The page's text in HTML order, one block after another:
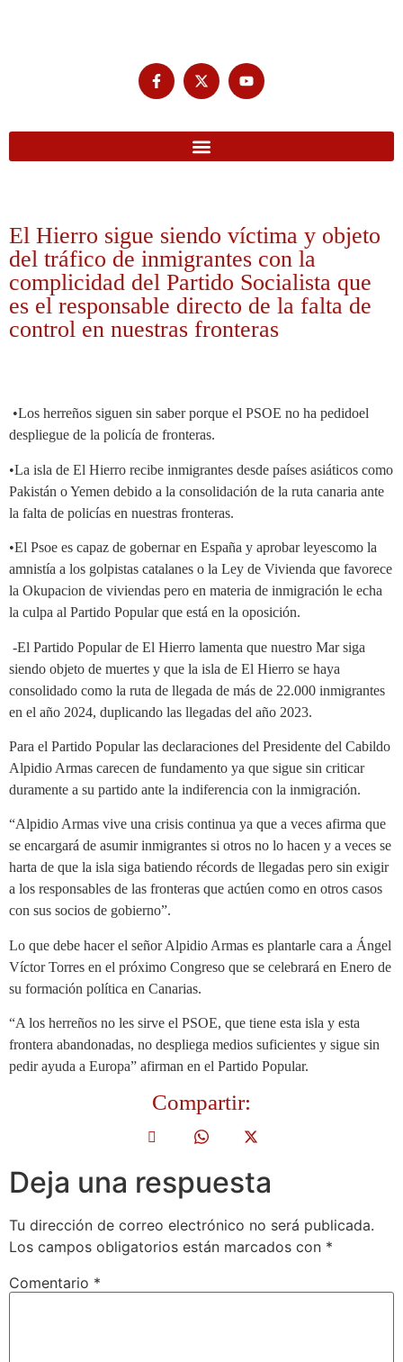
El Hierro sigue siendo víctima y objeto
del tráfico de inmigrantes con la
complicidad del Partido Socialista que
es el responsable directo de la falta de
control en nuestras fronteras
•Los herreños siguen sin saber porque el PSOE no ha pedidoel
despliegue de la policía de fronteras.
•La isla de El Hierro recibe inmigrantes desde países asiáticos como
Pakistán o Yemen debido a la consolidación de la ruta canaria ante
la falta de policías en nuestras fronteras.
•El Psoe es capaz de gobernar en España y aprobar leyescomo la
amnistía a los golpistas catalanes o la Ley de Vivienda que favorece
la Okupacion de viviendas pero en materia de inmigración le echa
la culpa al Partido Popular que está en la oposición.
-El Partido Popular de El Hierro lamenta que nuestro Mar siga
siendo objeto de muertes y que la isla de El Hierro se haya
consolidado como la ruta de llegada de más de 22.000 inmigrantes
en el año 2024, duplicando las llegadas del año 2023.
Para el Partido Popular las declaraciones del Presidente del Cabildo
Alpidio Armas carecen de fundamento ya que sigue sin criticar
duramente a su partido ante la indiferencia con la inmigración.
“Alpidio Armas vive una crisis continua ya que a veces afirma que
se encargará de asumir inmigrantes si otros no lo hacen y a veces se
harta de que la isla siga batiendo récords de llegadas pero sin exigir
a los responsables de las fronteras que actúen como en otros casos
con sus socios de gobierno”.
Lo que debe hacer el señor Alpidio Armas es plantarle cara a Ángel
Víctor Torres en el próximo Congreso que se celebrará en Enero de
su formación política en Canarias.
“A los herreños no les sirve el PSOE, que tiene esta isla y esta
frontera abandonadas, no despliega medios suficientes y sigue sin
pedir ayuda a Europa” afirman en el Partido Popular.
Compartir:
Deja una respuesta
Tu dirección de correo electrónico no será publicada.
Los campos obligatorios están marcados con *
Comentario *